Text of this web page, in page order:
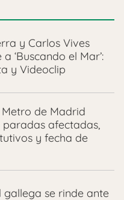
y Carlos Vives
‘Buscando el Mar’:
y Videoclip
de Madrid
paradas afectadas,
y fecha de
gallega se rinde ante